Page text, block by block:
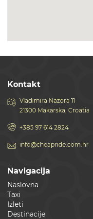
Kontakt
Vladimira Nazora 11
21300 Makarska, Croatia
+385 97 614 2824
info@cheapride.com.hr
Navigacija
Naslovna
Taxi
Izleti
Destinacije